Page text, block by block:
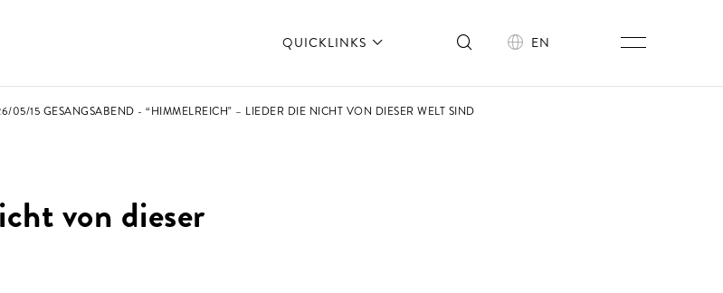
QUICKLINKS EN
05/15 GESANGSABEND - “HIMMELREICH" – LIEDER DIE NICHT VON DIESER WELT SIND
von dieser